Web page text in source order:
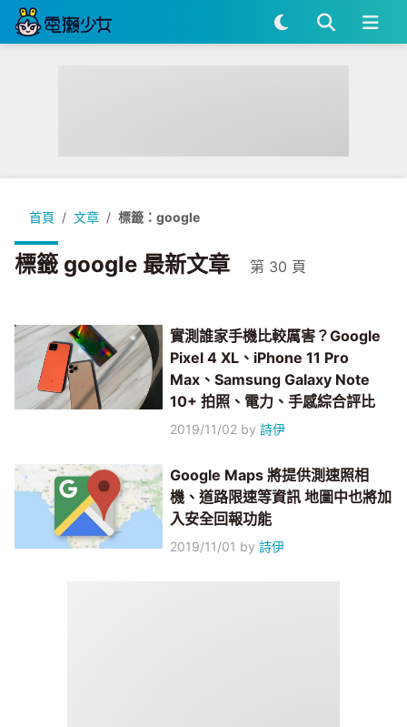
首頁 文章 標籤：google
標籤 google 最新文章 第 30 頁
實測誰家手機比較厲害？Google
Pixel 4 XL、iPhone 11 Pro
Max、Samsung Galaxy Note
10+ 拍照、電力、手感綜合評比
2019/11/02 by詩伊
Google Maps 將提供測速照相
機、道路限速等資訊 地圖中也將加
入安全回報功能
2019/11/01 by詩伊